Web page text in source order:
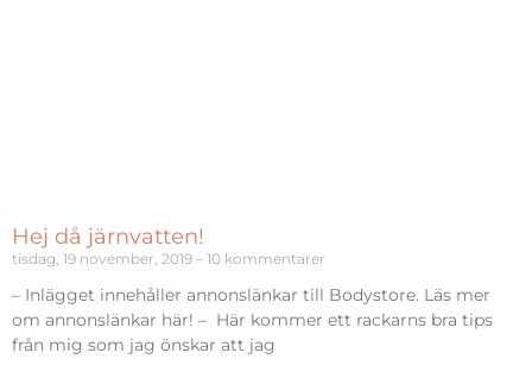
Hej då järnvatten!
tisdag, 19 november, 2019 10 kommentarer
– Inlägget innehåller annonslänkar till Bodystore. Läs mer
om annonslänkar här! – Här kommer ett rackarns bra tips
från mig som jag önskar att jag